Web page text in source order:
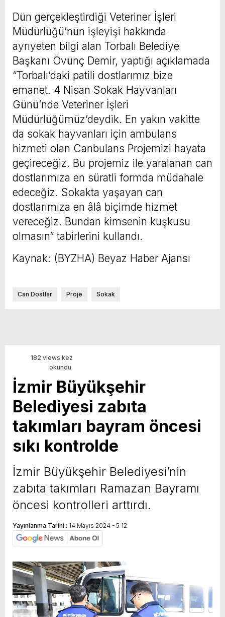
Dün gerçekleştirdiği Veteriner İşleri
Müdürlüğü’nün işleyişi hakkında
ayrıyeten bilgi alan Torbalı Belediye
Başkanı Övünç Demir, yaptığı açıklamada
“Torbalı’daki patili dostlarımız bize
emanet. 4 Nisan Sokak Hayvanları
Günü’nde Veteriner İşleri
Müdürlüğümüz’deydik. En yakın vakitte
da sokak hayvanları için ambulans
hizmeti olan Canbulans Projemizi hayata
geçireceğiz. Bu projemiz ile yaralanan can
dostlarımıza en süratli formda müdahale
edeceğiz. Sokakta yaşayan can
dostlarımıza en âlâ biçimde hizmet
vereceğiz. Bundan kimsenin kuşkusu
olmasın” tabirlerini kullandı.
Kaynak: (BYZHA) Beyaz Haber Ajansı
Can Dostlar Proje Sokak
182 views kez
okundu.
İzmir Büyükşehir
Belediyesi zabıta
takımları bayram öncesi
sıkı kontrolde
İzmir Büyükşehir Belediyesi’nin
zabıta takımları Ramazan Bayramı
öncesi kontrolleri arttırdı.
Yayınlanma Tarihi : 14 Mayıs 2024 - 5:12